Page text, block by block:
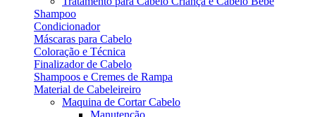
Shampoo
Condicionador
Máscaras para Cabelo
Coloração e Técnica
Finalizador de Cabelo
Shampoos e Cremes de Rampa
Material de Cabeleireiro
Maquina de Cortar Cabelo
Manutenção